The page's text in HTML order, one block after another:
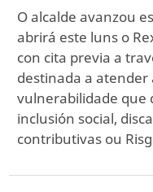
O alcalde avanzou
abrirá este luns o
con cita previa a
destinada a atender
vulnerabilidade que
inclusión social,
contributivas ou